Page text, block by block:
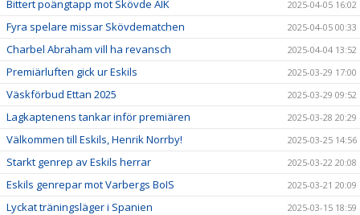
Bittert poängtapp mot Skövde AIK 2025-04-05 16:02
Fyra spelare missar Skövdematchen 2025-04-05 00:33
Charbel Abraham vill ha revansch 2025-04-04 13:52
Premiärluften gick ur Eskils 2025-03-29 17:00
Väskförbud Ettan 2025 2025-03-29 09:52
Lagkaptenens tankar inför premiären 2025-03-28 20:29
Välkommen till Eskils, Henrik Norrby! 2025-03-25 14:56
Starkt genrep av Eskils herrar 2025-03-22 20:08
Eskils genrepar mot Varbergs BoIS 2025-03-21 20:09
Lyckat träningsläger i Spanien 2025-03-15 18:59